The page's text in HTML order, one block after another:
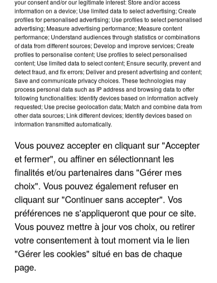
L’UN DES FONDATEURS SUPPOSÉS DE LA DZ
your consent and/or our legitimate interest: Store and/or access
information on a device; Use limited data to select advertising; Create
profiles for personalised advertising; Use profiles to select personalised
advertising; Measure advertising performance; Measure content
performance; Understand audiences through statistics or combinations
of data from different sources; Develop and improve services; Create
profiles to personalise content; Use profiles to select personalised
content; Use limited data to select content; Ensure security, prevent and
detect fraud, and fix errors; Deliver and present advertising and content;
Save and communicate privacy choices. These technologies may
process personal data such as IP address and browsing data to offer
following functionalities: Identify devices based on information actively
requested; Use precise geolocation data; Match and combine data from
other data sources; Link different devices; Identify devices based on
information transmitted automatically.
Vous pouvez accepter en cliquant sur "Accepter
et fermer", ou affiner en sélectionnant les
finalités et/ou partenaires dans "Gérer mes
choix". Vous pouvez également refuser en
cliquant sur "Continuer sans accepter". Vos
préférences ne s'appliqueront que pour ce site.
Vous pouvez mettre à jour vos choix, ou retirer
votre consentement à tout moment via le lien
"Gérer les cookies" situé en bas de chaque
page.